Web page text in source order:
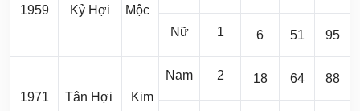
1959 Kỷ Hợi Mộc
Nữ 1 6 51 95
1971 Tân Hợi Kim
Nam 2 18 64 88